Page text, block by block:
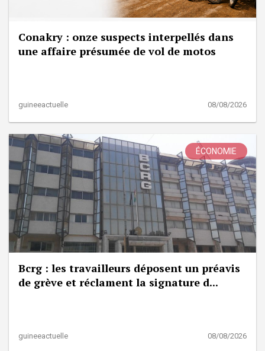
Conakry : onze suspects interpellés dans
une affaire présumée de vol de motos
guineeactuelle 08/08/2026
ÉCONOMIE
Bcrg : les travailleurs déposent un préavis
de grève et réclament la signature d...
guineeactuelle 08/08/2026